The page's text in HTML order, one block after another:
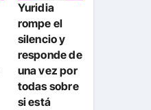
Yuridia
rompe el
silencio y
responde de
una vez por
todas sobre
si está